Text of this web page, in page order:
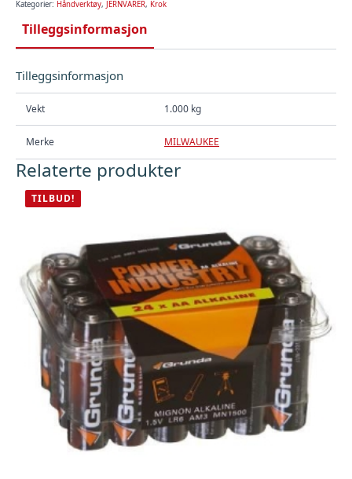
Kategorier: Håndverktøy, JERNVARER, Krok
Tilleggsinformasjon
Tilleggsinformasjon
Vekt 1.000 kg
Merke MILWAUKEE
Relaterte produkter
TILBUD!